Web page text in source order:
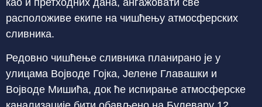
расположиве екипе на чишћењу атмосферских
сливника.
Редовно чишћење сливника планирано је у
улицама Војводе Гојка, Јелене Главашки и
Војводе Мишића, док ће испирање атмосферске